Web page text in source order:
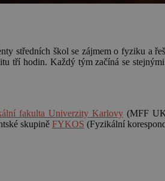
středních škol se zájmem o fyziku a
tří hodin. Každý tým začíná se
fakulta Univerzity Karlovy(MFF
skupině FYKOS (Fyzikální